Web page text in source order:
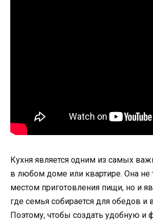
Кухня является одним из самых
в любом доме или квартире. Она не
местом приготовления пищи, но и
где семья собирается для обедов и
Поэтому, чтобы создать удобную и